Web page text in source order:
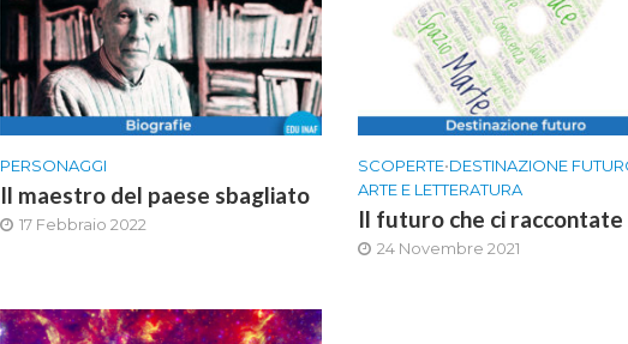
PERSONAGGI
Il maestro del paese sbagliato
17 Febbraio 2022
SCOPERTE•DESTINAZIONE
ARTE E LETTERATURA
Il futuro che ci raccontate
24 Novembre 2021